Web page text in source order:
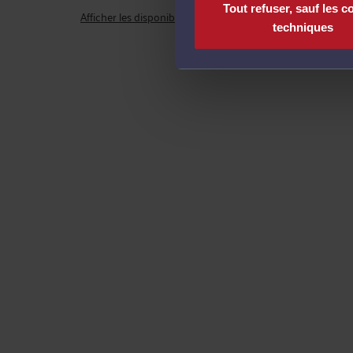
Tout refuser, sauf les
techniques
Afficher les disponibilités